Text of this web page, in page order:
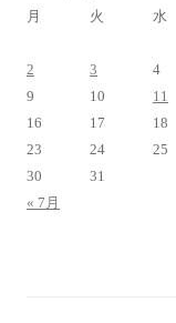
月
火 水
2
3 4
9
10 11
16
17 18
23
24 25
30
31
« 7月